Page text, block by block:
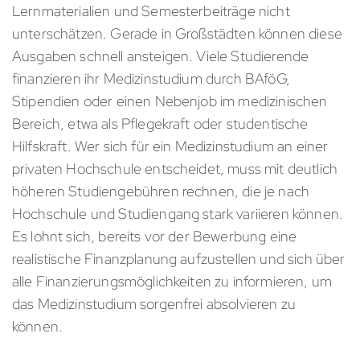
Lernmaterialien und Semesterbeiträge nicht
unterschätzen. Gerade in Großstädten können diese
Ausgaben schnell ansteigen. Viele Studierende
finanzieren ihr Medizinstudium durch BAföG,
Stipendien oder einen Nebenjob im medizinischen
Bereich, etwa als Pflegekraft oder studentische
Hilfskraft. Wer sich für ein Medizinstudium an einer
privaten Hochschule entscheidet, muss mit deutlich
höheren Studiengebühren rechnen, die je nach
Hochschule und Studiengang stark variieren können.
Es lohnt sich, bereits vor der Bewerbung eine
realistische Finanzplanung aufzustellen und sich über
alle Finanzierungsmöglichkeiten zu informieren, um
das Medizinstudium sorgenfrei absolvieren zu
können.